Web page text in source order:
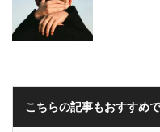
こちらの記事もおすすめ